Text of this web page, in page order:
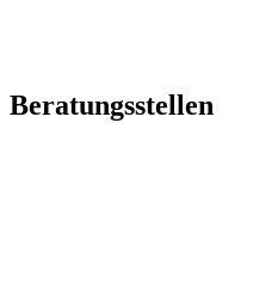
Beratungsstellen